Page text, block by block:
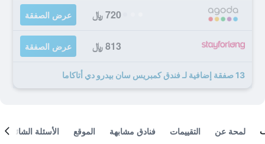
720 ﷼ عرض الصفقة
813 ﷼ عرض الصفقة
13 صفقة إضافية لـ فندق كمبريس سان بيدرو دي أتاكاما
لمحة عن التقييمات فنادق مشابهة الموقع الأسئلة الشائعة